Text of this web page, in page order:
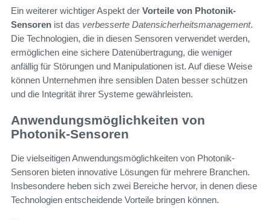
Ein weiterer wichtiger Aspekt der Vorteile von Photonik-
Sensoren ist das verbesserte Datensicherheitsmanagement.
Die Technologien, die in diesen Sensoren verwendet werden,
ermöglichen eine sichere Datenübertragung, die weniger
anfällig für Störungen und Manipulationen ist. Auf diese Weise
können Unternehmen ihre sensiblen Daten besser schützen
und die Integrität ihrer Systeme gewährleisten.
Anwendungsmöglichkeiten von
Photonik-Sensoren
Die vielseitigen Anwendungsmöglichkeiten von Photonik-
Sensoren bieten innovative Lösungen für mehrere Branchen.
Insbesondere heben sich zwei Bereiche hervor, in denen diese
Technologien entscheidende Vorteile bringen können.